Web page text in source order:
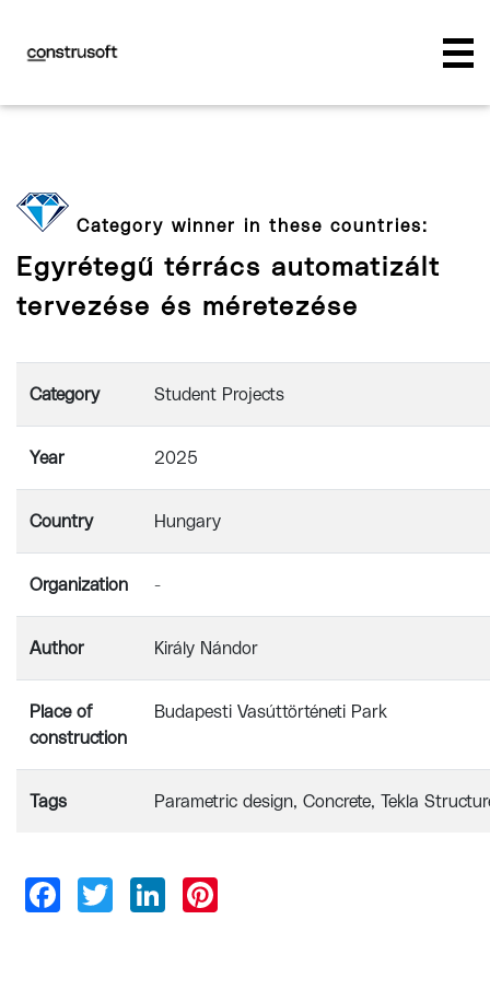
Category winner in these countries:
Egyrétegű térrács automatizált
tervezése és méretezése
Category Student Projects
Year 2025
Country Hungary
Organization -
Author Király Nándor
Place of
construction
Budapesti Vasúttörténeti Park
Tags Parametric design Concrete Tekla